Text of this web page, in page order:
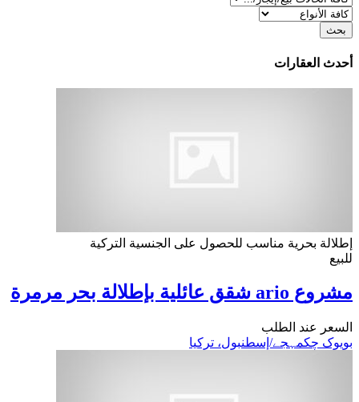
بحث
أحدث العقارات
إطلالة بحرية مناسب للحصول على الجنسية التركية
للبيع
مشروع ario شقق عائلية بإطلالة بحر مرمرة
السعر عند الطلب
بویوک چکمہجے/إسطنبول، تركيا